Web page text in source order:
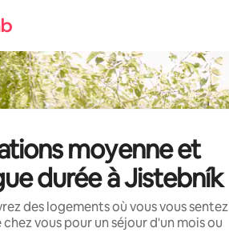
moyenne et
durée à Jistebník
des logements où vous vous sentez
vous pour un séjour d'un mois ou